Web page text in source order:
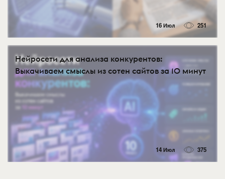
16 Июл 251
Нейросети для анализа конкурентов:
Выкачиваем смыслы из сотен сайтов за 10 минут
14 Июл 375